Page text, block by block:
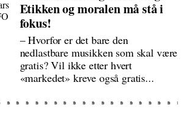
Etikken og moralen må stå i
fokus!
– Hvorfor er det bare den
nedlastbare musikken som skal være
gratis? Vil ikke etter hvert
«markedet» kreve også gratis...